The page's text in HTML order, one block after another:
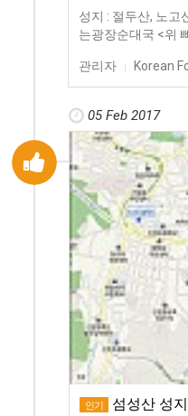
성지 : 절두산, 노고
는광장순대국 <위
관리자 Korean
05 Feb 2017
인기 섬성산 성